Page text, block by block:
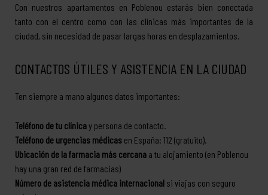
Con nuestros apartamentos en Poblenou estarás bien conectada
tanto con el centro como con las clínicas más importantes de la
ciudad, sin necesidad de pasar largas horas en desplazamientos.
CONTACTOS ÚTILES Y ASISTENCIA EN LA CIUDAD
Ten siempre a mano algunos datos importantes:
Teléfono de tu clínicay persona de contacto.
Teléfono de urgencias médicas en España: 112 (gratuito).
Ubicación de la farmacia más cercana a tu alojamiento (en Poblenou
hay una gran red de farmacias)
Número de asistencia médica internacional si viajas con seguro